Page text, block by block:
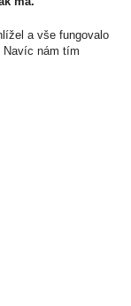
a vše fungovalo
nám tím